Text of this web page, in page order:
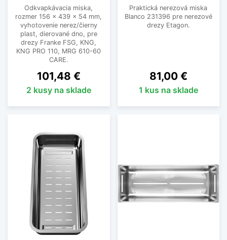
Odkvapkávacia miska,
rozmer 156 x 439 x 54 mm,
vyhotovenie nerez/čierny
plast, dierované dno, pre
drezy Franke FSG, KNG,
KNG PRO 110, MRG 610-60
CARE.
Cena
101,48 €
2 kusy na sklade
Praktická nerezová miska
Blanco 231396 pre nerezové
drezy Etagon.
Cena
81,00 €
1 kus na sklade